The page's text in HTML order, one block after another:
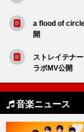
a flood of
開
ストレイテナ
ラボMV公開
音楽ニュース